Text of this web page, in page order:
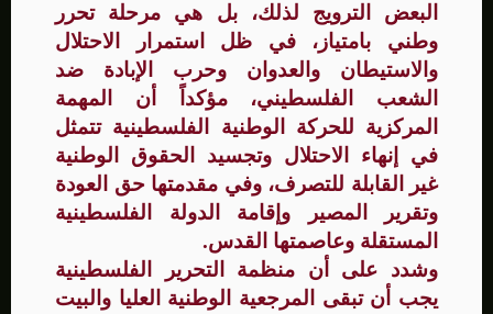
البعض الترويج لذلك، بل هي مرحلة تحرر
وطني بامتياز، في ظل استمرار الاحتلال
والاستيطان والعدوان وحرب الإبادة ضد
الشعب الفلسطيني، مؤكداً أن المهمة
المركزية للحركة الوطنية الفلسطينية تتمثل
في إنهاء الاحتلال وتجسيد الحقوق الوطنية
غير القابلة للتصرف، وفي مقدمتها حق العودة
وتقرير المصير وإقامة الدولة الفلسطينية
المستقلة وعاصمتها القدس.
وشدد على أن منظمة التحرير الفلسطينية
يجب أن تبقى المرجعية الوطنية العليا والبيت